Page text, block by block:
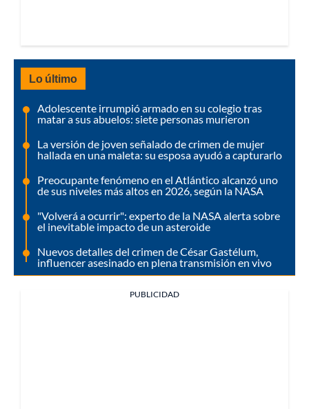
Lo último
Adolescente irrumpió armado en su colegio tras
matar a sus abuelos: siete personas murieron
La versión de joven señalado de crimen de mujer
hallada en una maleta: su esposa ayudó a capturarlo
Preocupante fenómeno en el Atlántico alcanzó uno
de sus niveles más altos en 2026, según la NASA
"Volverá a ocurrir": experto de la NASA alerta sobre
el inevitable impacto de un asteroide
Nuevos detalles del crimen de César Gastélum,
influencer asesinado en plena transmisión en vivo
PUBLICIDAD